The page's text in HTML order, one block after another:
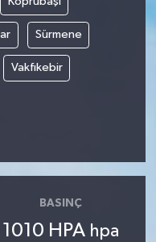
Sürmene
Vakfıkebir
BASINÇ
1010 HPA hpa